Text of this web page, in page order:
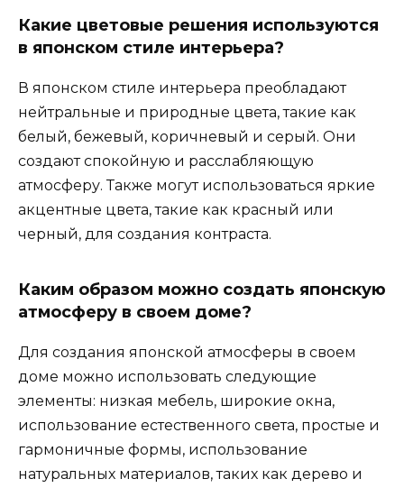
Какие цветовые решения используются
в японском стиле интерьера?
В японском стиле интерьера преобладают
нейтральные и природные цвета, такие как
белый, бежевый, коричневый и серый. Они
создают спокойную и расслабляющую
атмосферу. Также могут использоваться яркие
акцентные цвета, такие как красный или
черный, для создания контраста.
Каким образом можно создать японскую
атмосферу в своем доме?
Для создания японской атмосферы в своем
доме можно использовать следующие
элементы: низкая мебель, широкие окна,
использование естественного света, простые и
гармоничные формы, использование
натуральных материалов, таких как дерево и